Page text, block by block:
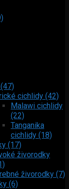
cichlidy (42)
Malawi cichlidy
(22)
Tanganika
cichlidy (18)
(17)
živorodky
živorodky (7)
(6)